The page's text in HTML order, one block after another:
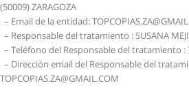
(50009) ZARAGOZA
– Email de la entidad:
– Responsable del tratamiento : SUSANA
– Teléfono del Responsable del tratamiento :
– Dirección email del Responsable del
TOPCOPIAS.ZA@GMAIL.COM